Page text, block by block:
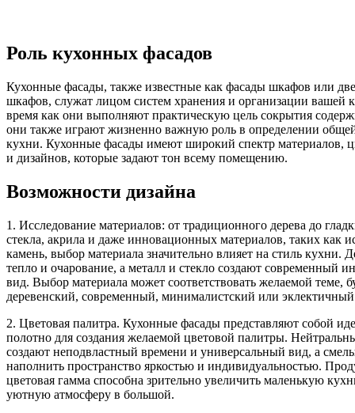
Роль кухонных фасадов
Кухонные фасады, также известные как фасады шкафов или
шкафов, служат лицом систем хранения и организации вашей
время как они выполняют практическую цель сокрытия
они также играют жизненно важную роль в определении
кухни. Кухонные фасады имеют широкий спектр материалов,
и дизайнов, которые задают тон всему помещению.
Возможности дизайна
1. Исследование материалов: от традиционного дерева до
стекла, акрила и даже инновационных материалов, таких как
камень, выбор материала значительно влияет на стиль кухни.
тепло и очарование, а металл и стекло создают современный
вид. Выбор материала может соответствовать желаемой теме,
деревенский, современный, минималистский или
2. Цветовая палитра. Кухонные фасады представляют собой
полотно для создания желаемой цветовой палитры.
создают неподвластный времени и универсальный вид, а
наполнить пространство яркостью и индивидуальностью.
цветовая гамма способна зрительно увеличить маленькую
уютную атмосферу в большой.